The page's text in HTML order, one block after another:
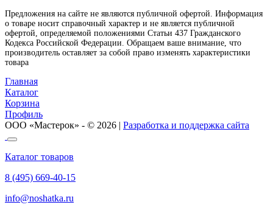
Предложения на сайте не являются публичной офертой. Информация
о товаре носит справочный характер и не является публичной
офертой, определяемой положениями Статьи 437 Гражданского
Кодекса Российской Федерации. Обращаем ваше внимание, что
производитель оставляет за собой право изменять характеристики
товара
Главная
Каталог
Корзина
Профиль
ООО «Мастерок» - © 2026 | Разработка и поддержка сайта
Каталог товаров
8 (495) 669-40-15
info@noshatka.ru